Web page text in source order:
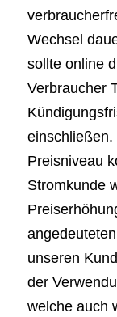
Wechsel
sollte online
Verbraucher
einschließen.
Preisniveau
Stromkunde
unseren
der
welche auch